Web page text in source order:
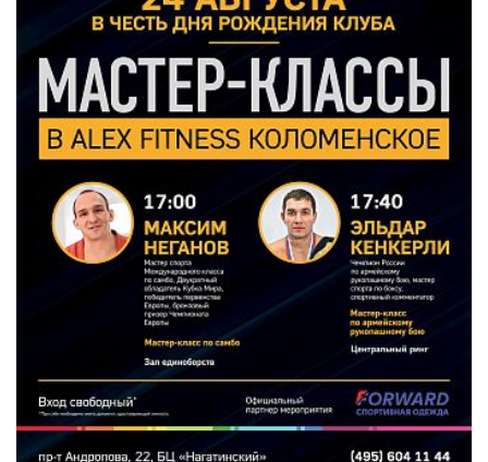
Новосибирская область (3)
Омская область (5)
Республика Башкортостан (3)
Республика Крым (1)
Республика Татарстан (2)
Самарская область (1)
Санкт-Петербург и ЛО (3)
Саратовская область (1)
Свердловская область (5)
Смоленская область (1)
Ставропольский край (5)
Томская область (1)
Тульская область (1)
Тюменская область (3)